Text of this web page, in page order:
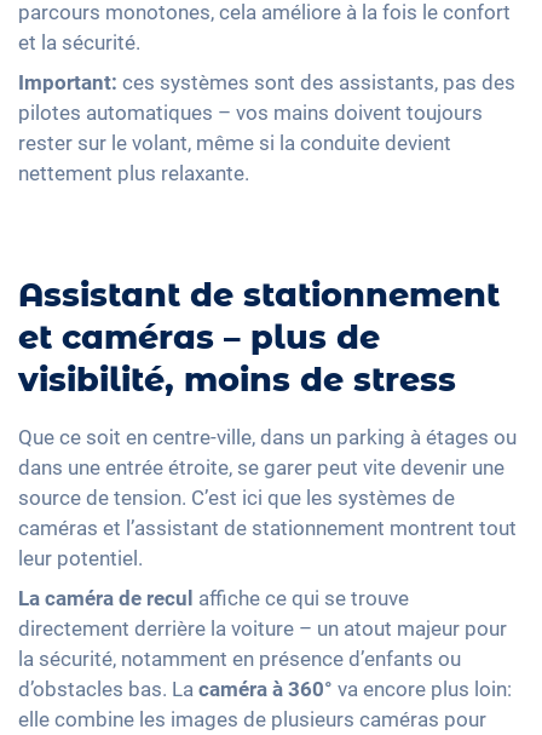
parcours monotones, cela améliore à la fois le confort
et la sécurité.
Important: ces systèmes sont des assistants, pas des
pilotes automatiques – vos mains doivent toujours
rester sur le volant, même si la conduite devient
nettement plus relaxante.
Assistant de stationnement
et caméras – plus de
visibilité, moins de stress
Que ce soit en centre-ville, dans un parking à étages ou
dans une entrée étroite, se garer peut vite devenir une
source de tension. C’est ici que les systèmes de
caméras et l’assistant de stationnement montrent tout
leur potentiel.
La caméra de recul affiche ce qui se trouve
directement derrière la voiture – un atout majeur pour
la sécurité, notamment en présence d’enfants ou
d’obstacles bas. La caméra à 360° va encore plus loin:
elle combine les images de plusieurs caméras pour